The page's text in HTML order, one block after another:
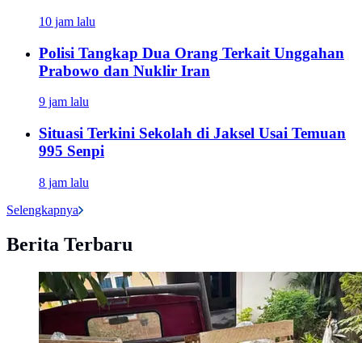
10 jam lalu
Polisi Tangkap Dua Orang Terkait Unggahan
Prabowo dan Nuklir Iran
9 jam lalu
Situasi Terkini Sekolah di Jaksel Usai Temuan
995 Senpi
8 jam lalu
Selengkapnya
Berita Terbaru